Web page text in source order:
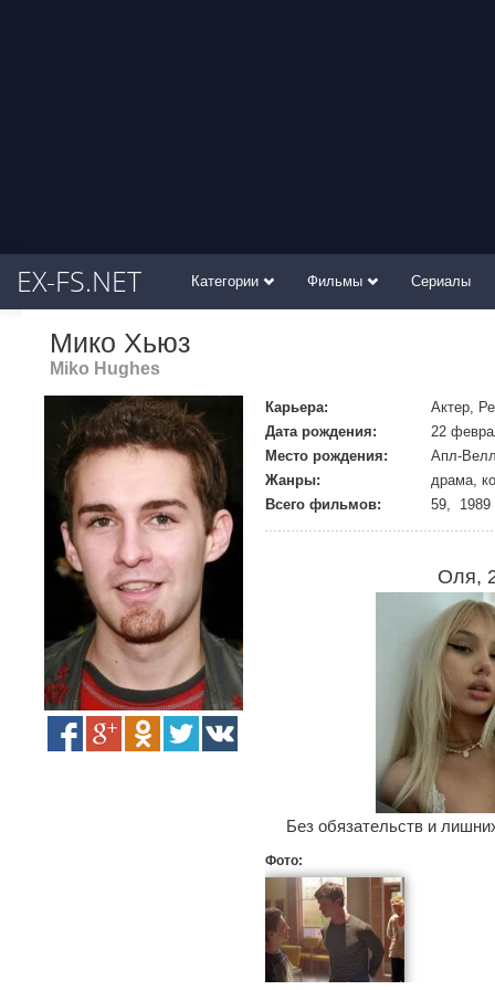
EX-FS.NET Категории Фильмы Сериалы
Мико Хьюз
Miko Hughes
Карьера:
Актер,
Дата рождения:
22
Место рождения:
Апл-
Жанры:
драма,
Всего фильмов:
59, 1989
Оля,
Без обязательств и
Фото: